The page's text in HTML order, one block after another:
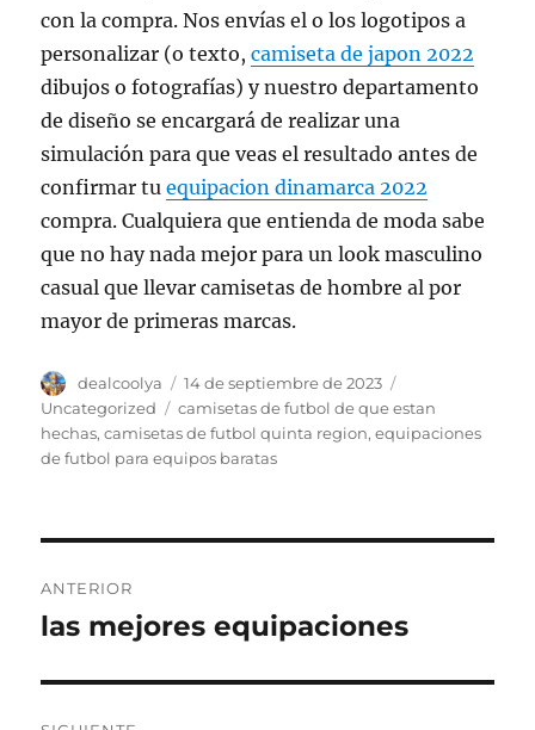
con la compra. Nos envías el o los logotipos a
personalizar (o texto,camiseta de japon 2022
dibujos o fotografías) y nuestro departamento
de diseño se encargará de realizar una
simulación para que veas el resultado antes de
confirmar tuequipacion dinamarca 2022
compra. Cualquiera que entienda de moda sabe
que no hay nada mejor para un look masculino
casual que llevar camisetas de hombre al por
mayor de primeras marcas.
Autor
dealcoolya
Publicado
el
14 de septiembre de 2023
Uncategorized
Etiquetas
camisetas de futbol de que estan
hechas,camisetas de futbol quinta region,equipaciones
de futbol para equipos baratas
de
ANTERIOR
Entrada
las mejores equipaciones